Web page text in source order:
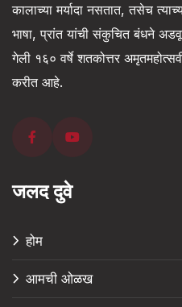
कालाच्या मर्यादा नसतात, तसेच
भाषा, प्रांत यांची संकुचित बंधने
गेली १६० वर्षे शतकोत्तर
करीत आहे.
जलद दुवे
होम
आमची ओळख